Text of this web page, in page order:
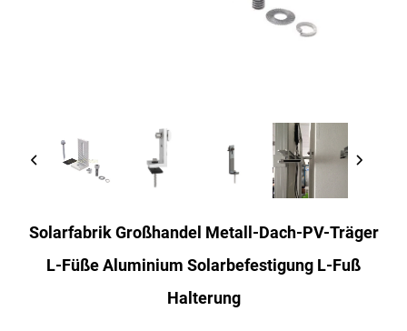
Solarfabrik Großhandel Metall-Dach-PV-Träger
L-Füße Aluminium Solarbefestigung L-Fuß
Halterung